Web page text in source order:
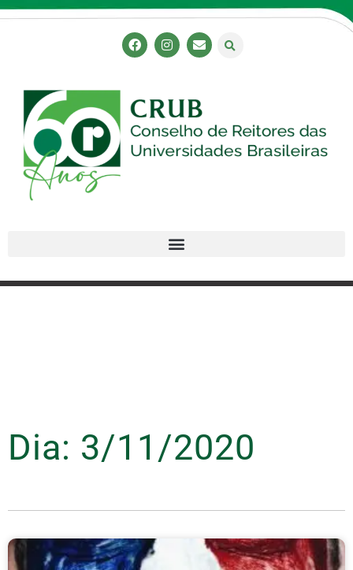
Dia: 3/11/2020